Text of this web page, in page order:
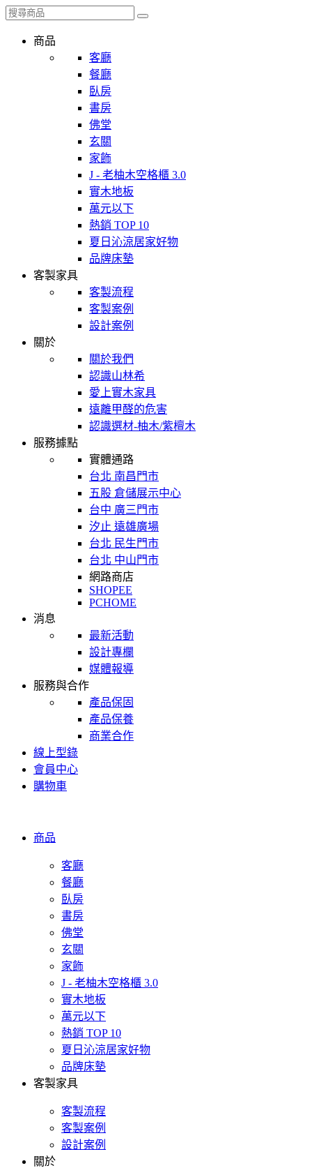
商品
客廳
餐廳
臥房
書房
佛堂
玄關
家飾
J - 老柚木空格櫃 3.0
實木地板
萬元以下
熱銷 TOP 10
夏日沁涼居家好物
品牌床墊
客製家具
客製流程
客製案例
設計案例
關於
關於我們
認識山林希
愛上實木家具
遠離甲醛的危害
認識選材-柚木/紫檀木
服務據點
實體通路
台北 南昌門市
五股 倉儲展示中心
台中 廣三門市
汐止 遠雄廣場
台北 民生門市
台北 中山門市
網路商店
SHOPEE
PCHOME
消息
最新活動
設計專欄
媒體報導
服務與合作
產品保固
產品保養
商業合作
線上型錄
會員中心
購物車
商品
客廳
餐廳
臥房
書房
佛堂
玄關
家飾
J - 老柚木空格櫃 3.0
實木地板
萬元以下
熱銷 TOP 10
夏日沁涼居家好物
品牌床墊
客製家具
客製流程
客製案例
設計案例
關於